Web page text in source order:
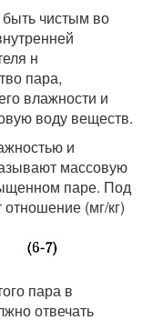
чистым во
н
пара,
влажности и
воду веществ.
и
массовую
паре. Под
(мг/кг)
пара в
отвечать